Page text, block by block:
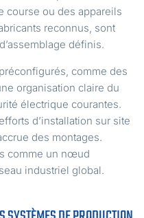
course ou des appareils
reconnus, sont
définis.
comme des
organisation claire du
électrique courantes.
d’installation sur site
des montages.
comme un nœud
industriel global.